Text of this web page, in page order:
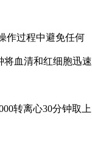
作过程中避免任何
将血清和红细胞迅速
转离心30分钟取上